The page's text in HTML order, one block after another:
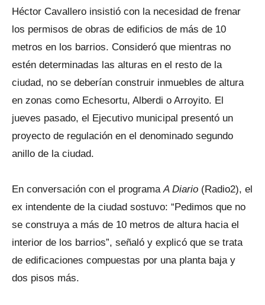
Héctor Cavallero insistió con la necesidad de frenar
los permisos de obras de edificios de más de 10
metros en los barrios. Consideró que mientras no
estén determinadas las alturas en el resto de la
ciudad, no se deberían construir inmuebles de altura
en zonas como Echesortu, Alberdi o Arroyito. El
jueves pasado, el Ejecutivo municipal presentó un
proyecto de regulación en el denominado segundo
anillo de la ciudad.
En conversación con el programaA Diario (Radio2), el
ex intendente de la ciudad sostuvo: “Pedimos que no
se construya a más de 10 metros de altura hacia el
interior de los barrios”, señaló y explicó que se trata
de edificaciones compuestas por una planta baja y
dos pisos más.